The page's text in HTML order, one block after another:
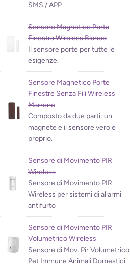
SMS / APP
Sensore Magnetico Porta
Finestra Wireless Bianco
Il sensore porte per tutte le
esigenze.
Sensore Magnetico Porte
Finestre Senza Fili Wireless
Marrone
Composto da due parti: un
magnete e il sensore vero e
proprio.
Sensore di Movimento PIR
Wireless
Sensore di Movimento PIR
Wireless per sistemi di allarmi
antifurto
Sensore di Movimento PIR
Volumetrico Wireless
Sensore di Mov. Pir Volumetrico
Pet Immune Animali Domestici